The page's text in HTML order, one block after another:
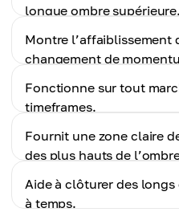
longue ombre supérieure.
Cons
motif seul n’étant pas
à haute conviction.
Montre l’affaiblissement
changement de
Cons
être totalement ignoré.
Fonctionne sur tout
timeframes.
Cons
cause du bruit.
Fournit une zone claire
des plus hauts de
Cons
Aide à clôturer des
à temps.